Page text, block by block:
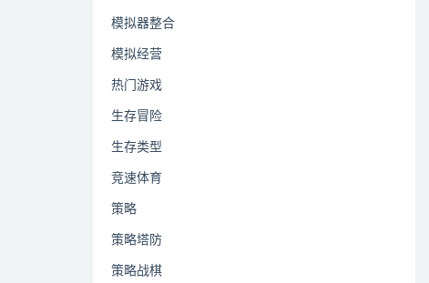
模拟器整合
模拟经营
热门游戏
生存冒险
生存类型
竞速体育
策略
策略塔防
策略战棋